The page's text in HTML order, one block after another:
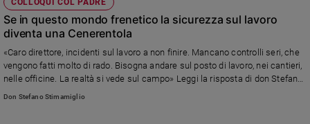
COLLOQUI COL PADRE
Se in questo mondo frenetico la sicurezza sul lavoro
diventa una Cenerentola
«Caro direttore, incidenti sul lavoro a non finire. Mancano controlli seri, che
vengono fatti molto di rado. Bisogna andare sul posto di lavoro, nei cantieri,
nelle officine. La realtà si vede sul campo» Leggi la risposta di don Stefano
Stimamiglio, direttore di Famiglia Cristiana
Don Stefano Stimamiglio